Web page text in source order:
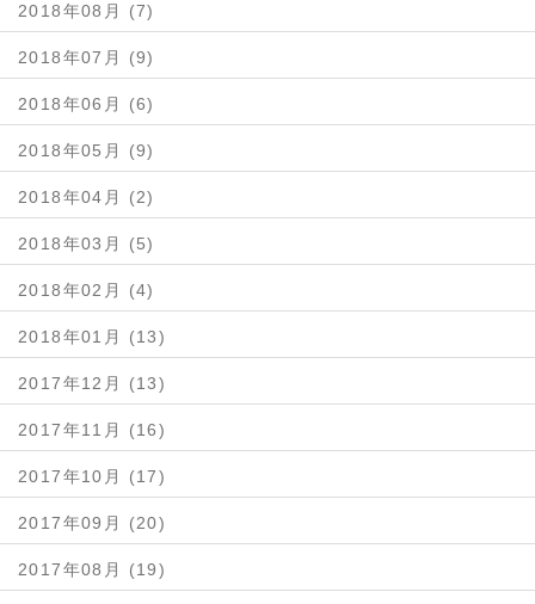
2018年08月 (7)
2018年07月 (9)
2018年06月 (6)
2018年05月 (9)
2018年04月 (2)
2018年03月 (5)
2018年02月 (4)
2018年01月 (13)
2017年12月 (13)
2017年11月 (16)
2017年10月 (17)
2017年09月 (20)
2017年08月 (19)